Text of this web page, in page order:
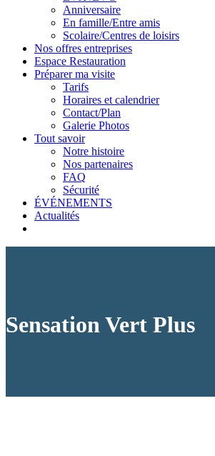
Anniversaire
En famille/Entre amis
Scolaire/Centres de loisirs
Nos offres entreprises
Espace Restauration
Préparer ma visite
Tarifs
Horaires et calendrier
Contact/Plan
Galerie Photos
Tout savoir
Notre histoire
Nos partenaires
FAQ
Sécurité
ÉVÉNEMENTS
Actualités
Sensation Vert Plus